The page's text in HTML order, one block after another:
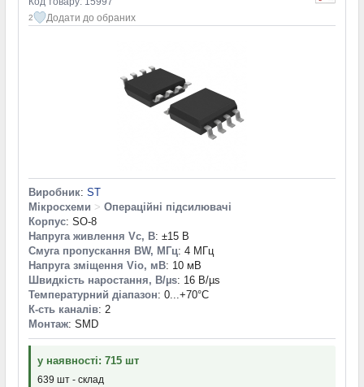
2 Додати до обраних
Виробник: ST
Мікросхеми > Операційні підсилювачі
Корпус: SO-8
Напруга живлення Vc, В: ±15 В
Смуга пропускання BW, МГц: 4 МГц
Напруга зміщення Vio, мВ: 10 мВ
Швидкість наростання, В/µs: 16 В/µs
Температурний діапазон: 0...+70°С
К-сть каналів: 2
Монтаж: SMD
у наявності: 715 шт
639 шт - склад